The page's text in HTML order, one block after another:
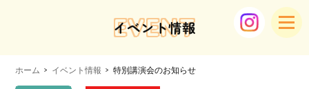
EVENT
イベント情報
ホーム イベント情報 特別講演会のお知らせ